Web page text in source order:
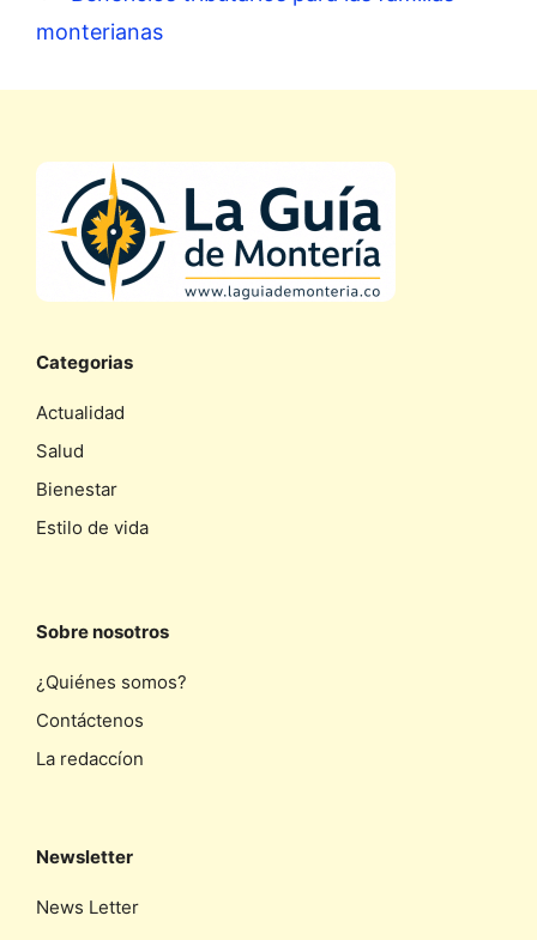
monterianas
Categorias
Actualidad
Salud
Bienestar
Estilo de vida
Sobre nosotros
¿Quiénes somos?
Contáctenos
La redaccíon
Newsletter
News Letter